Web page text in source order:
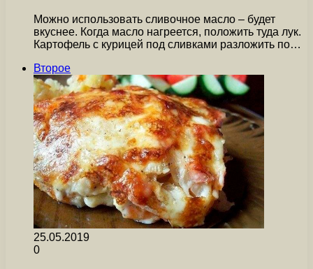
Можно использовать сливочное масло – будет
вкуснее. Когда масло нагреется, положить туда лук.
Картофель с курицей под сливками разложить по…
Второе
25.05.2019
0